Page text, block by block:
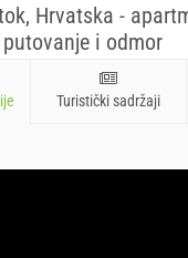
Hrvatska -
i odmor
Turistički sadržaji